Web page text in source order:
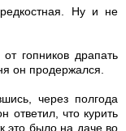
Ну и не
гопников драпать
он продержался.
через полгода
ответил, что курить
это было на даче во